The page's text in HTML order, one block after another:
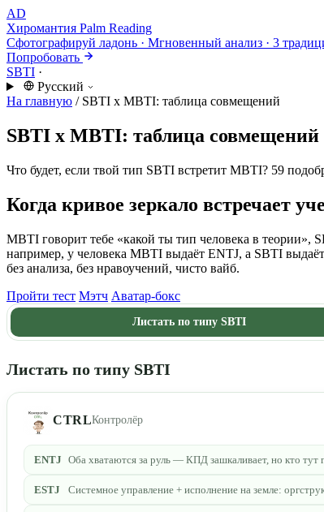
AD
Хиромантия Palm Reading
Сфотографируй ладонь · Мгновенный анализ · 3
Попробовать
SBTI ·
Русский
На главную / SBTI x MBTI: таблица совмещений
SBTI x MBTI: таблица совмещений
Что будет, если твой тип SBTI встретит MBTI? 59
Когда кривое зеркало встречает
MBTI говорит тебе «какой ты тип человека в
например, у человека MBTI выдаёт ENTJ, а SBTI
без анализа, без нравоучений, чисто вайб.
Пройти тест Мэтч Аватар-бокс
Листать по типу SBTI
Листать по типу SBTI
CTRLКонтролёр
ENTJ Оба хватаются за руль — КПД зашкаливает, но кто
ESTJ Системное управление + исполнение на земле: